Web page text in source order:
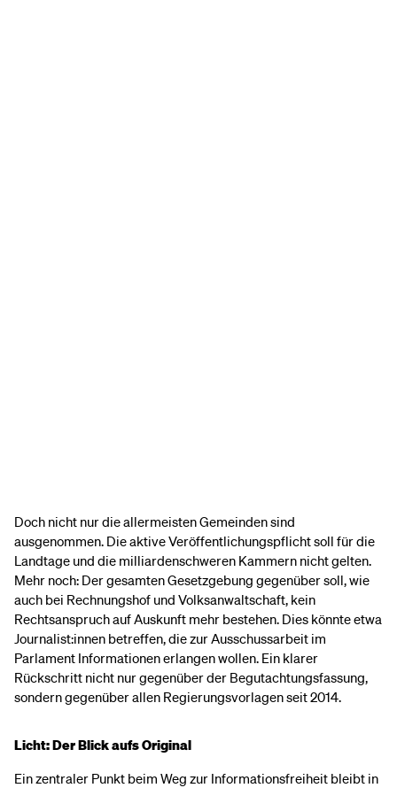
Doch nicht nur die allermeisten Gemeinden sind
ausgenommen. Die aktive Veröffentlichungspflicht soll für die
Landtage und die milliardenschweren Kammern nicht gelten.
Mehr noch: Der gesamten Gesetzgebung gegenüber soll, wie
auch bei Rechnungshof und Volksanwaltschaft, kein
Rechtsanspruch auf Auskunft mehr bestehen. Dies könnte etwa
Journalist:innen betreffen, die zur Ausschussarbeit im
Parlament Informationen erlangen wollen. Ein klarer
Rückschritt nicht nur gegenüber der Begutachtungsfassung,
sondern gegenüber allen Regierungsvorlagen seit 2014.
Licht: Der Blick aufs Original
Ein zentraler Punkt beim Weg zur Informationsfreiheit bleibt in